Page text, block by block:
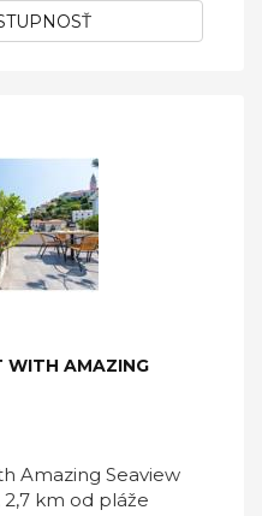
WITH AMAZING
Amazing Seaview
km od pláže